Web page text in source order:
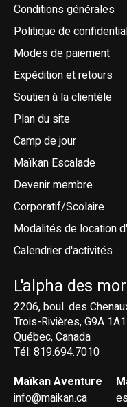
Conditions générales
Politique de
Modes de paiement
Expédition et retours
Soutien à la clientèle
Plan du site
Camp de jour
Maïkan Escalade
Devenir membre
Corporatif/Scolaire
Modalités de location
Calendrier d'activités
L'alpha des
2206, boul. des
Trois-Rivières, G9A 1A1
Québec, Canada
Tél: 819.694.7010
Maïkan Aventure
info@maikan.ca